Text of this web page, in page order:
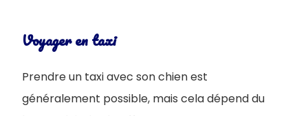
Voyager en taxi
Prendre un taxi avec son chien est
généralement possible, mais cela dépend du